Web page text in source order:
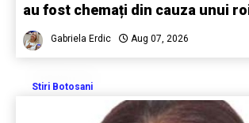
au fost chemați din cauza unui
Gabriela Erdic Aug 07, 2026
Stiri Botosani